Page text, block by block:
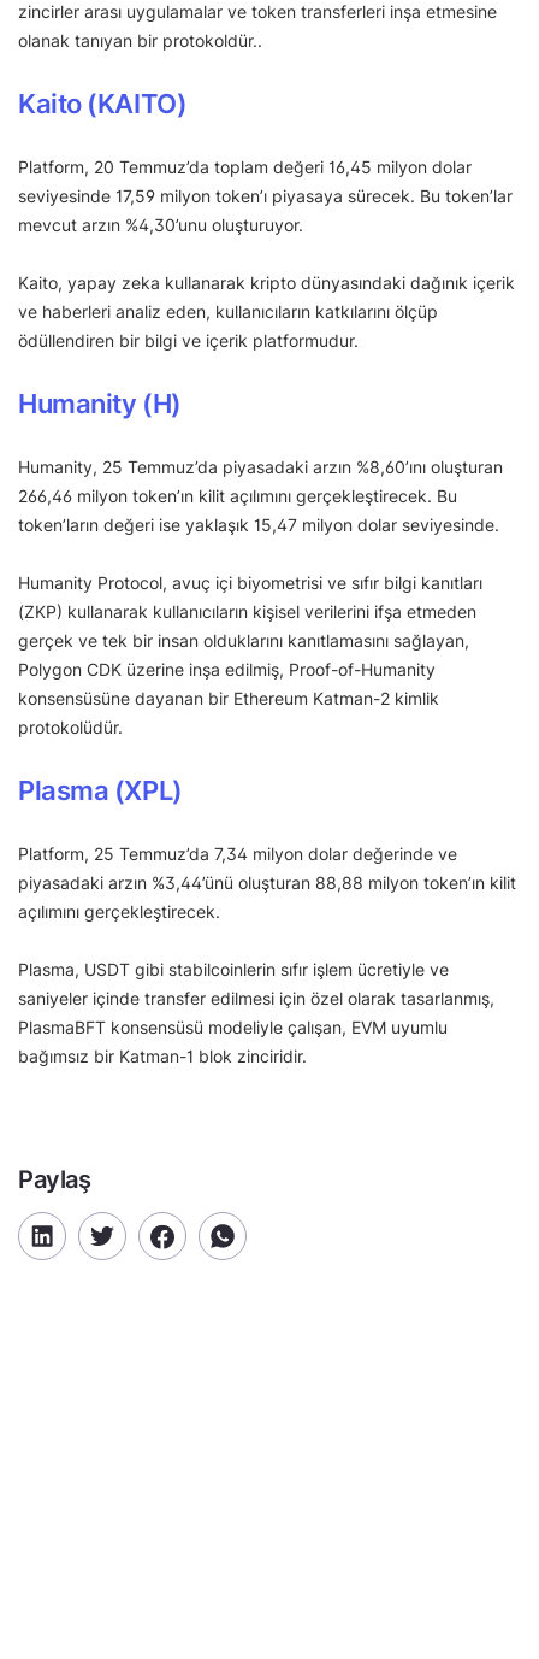
zincirler arası uygulamalar ve token transferleri inşa etmesine
olanak tanıyan bir protokoldür..
Kaito (KAITO)
Platform, 20 Temmuz’da toplam değeri 16,45 milyon dolar
seviyesinde 17,59 milyon token’ı piyasaya sürecek. Bu token’lar
mevcut arzın %4,30’unu oluşturuyor.
Kaito, yapay zeka kullanarak kripto dünyasındaki dağınık içerik
ve haberleri analiz eden, kullanıcıların katkılarını ölçüp
ödüllendiren bir bilgi ve içerik platformudur.
Humanity (H)
Humanity, 25 Temmuz’da piyasadaki arzın %8,60’ını oluşturan
266,46 milyon token’ın kilit açılımını gerçekleştirecek. Bu
token’ların değeri ise yaklaşık 15,47 milyon dolar seviyesinde.
Humanity Protocol, avuç içi biyometrisi ve sıfır bilgi kanıtları
(ZKP) kullanarak kullanıcıların kişisel verilerini ifşa etmeden
gerçek ve tek bir insan olduklarını kanıtlamasını sağlayan,
Polygon CDK üzerine inşa edilmiş, Proof-of-Humanity
konsensüsüne dayanan bir Ethereum Katman-2 kimlik
protokolüdür.
Plasma (XPL)
Platform, 25 Temmuz’da 7,34 milyon dolar değerinde ve
piyasadaki arzın %3,44’ünü oluşturan 88,88 milyon token’ın kilit
açılımını gerçekleştirecek.
Plasma, USDT gibi stabilcoinlerin sıfır işlem ücretiyle ve
saniyeler içinde transfer edilmesi için özel olarak tasarlanmış,
PlasmaBFT konsensüsü modeliyle çalışan, EVM uyumlu
bağımsız bir Katman-1 blok zinciridir.
Paylaş